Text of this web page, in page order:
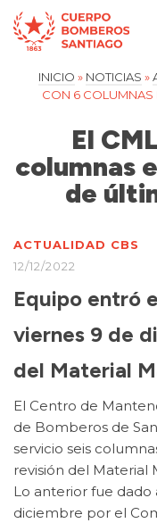
INICIO » NOTICIAS »
CON 6 COLUMNAS
El
columnas
de
ACTUALIDAD CBS
12/12/2022
Equipo entró
viernes 9 de
del Material
El Centro de
de Bomberos de
servicio seis
revisión del Material
Lo anterior fue dado
diciembre por el